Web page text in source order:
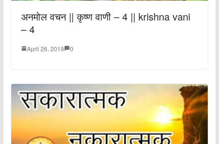
अनमोल वचन || कृष्ण वाणी – 4 || krishna vani
– 4
April 26, 2019 0